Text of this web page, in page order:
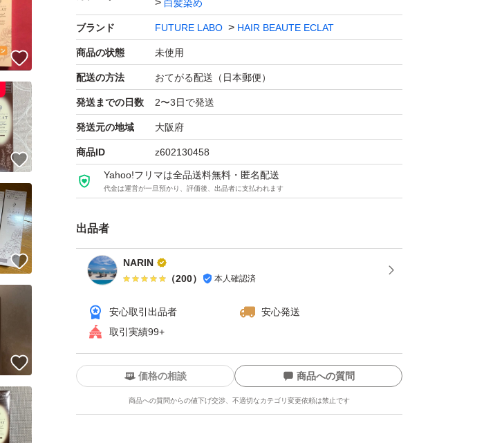
白髪染め
ブランド FUTURE LABO HAIR BEAUTE ECLAT
商品の状態 未使用
配送の方法 おてがる配送（日本郵便）
発送までの日数 2〜3日で発送
発送元の地域 大阪府
商品ID z602130458
Yahoo!フリマは全品送料無料・匿名配送
代金は運営が一旦預かり、評価後、出品者に支払われます
出品者
NARIN
（200） 本人確認済
安心取引出品者
安心発送
取引実績99+
価格の相談 商品への質問
商品への質問からの値下げ交渉、不適切なカテゴリ変更依頼は禁止です
いいね！